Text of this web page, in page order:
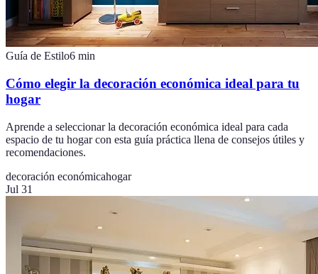
Guía de Estilo6 min
Cómo elegir la decoración económica ideal para tu
hogar
Aprende a seleccionar la decoración económica ideal para cada
espacio de tu hogar con esta guía práctica llena de consejos útiles y
recomendaciones.
decoración económicahogar
Jul 31